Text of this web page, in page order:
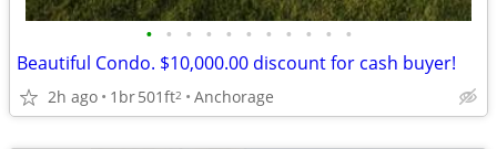
• • • • • • • • • • •
Beautiful Condo. $10,000.00 discount for cash buyer!
2h ago 1br501ft2 Anchorage